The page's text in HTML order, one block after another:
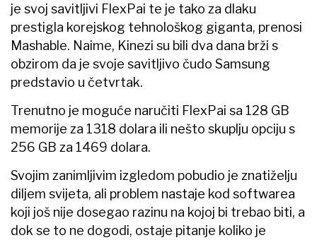
je svoj savitljivi FlexPai te je tako za dlaku
prestigla korejskog tehnološkog giganta, prenosi
Mashable. Naime, Kinezi su bili dva dana brži s
obzirom da je svoje savitljivo čudo Samsung
predstavio u četvrtak.
Trenutno je moguće naručiti FlexPai sa 128 GB
memorije za 1318 dolara ili nešto skuplju opciju s
256 GB za 1469 dolara.
Svojim zanimljivim izgledom pobudio je znatiželju
diljem svijeta, ali problem nastaje kod softwarea
koji još nije dosegao razinu na kojoj bi trebao biti, a
dok se to ne dogodi, ostaje pitanje koliko je